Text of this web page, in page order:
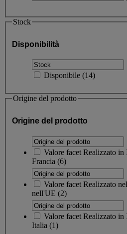
Stock
Disponibilità
Disponibile (14)
Origine del prodotto
Origine del prodotto
Valore facet Realizzato in
Francia (6)
Valore facet Realizzato
nell'UE (2)
Valore facet Realizzato in
Italia (1)